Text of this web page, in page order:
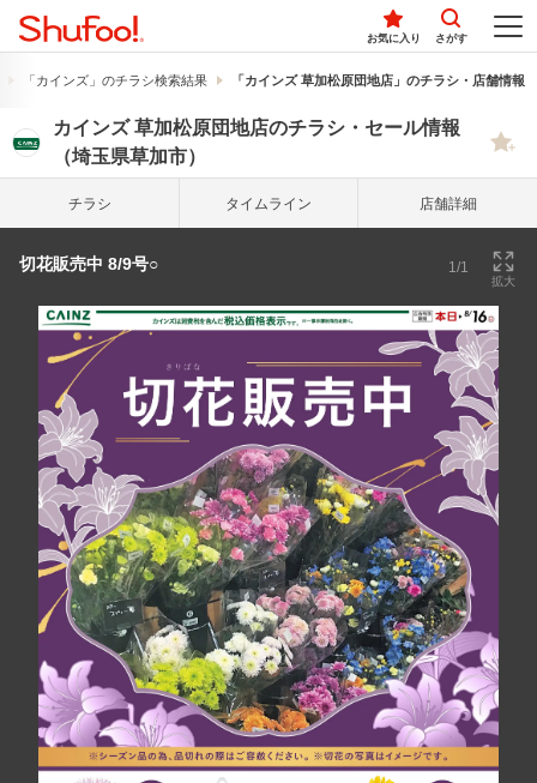
お気に入り さがす
「カインズ」のチラシ検索結果 「カインズ 草加松原団地店」のチラシ・店舗情報
カインズ 草加松原団地店のチラシ・セール情報
（埼玉県草加市）
チラシ タイム ライン 店舗詳細
切花販売中 8/9号○ 1/1
拡大